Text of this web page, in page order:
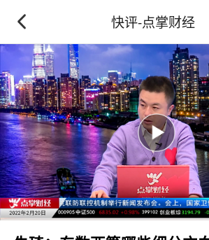
快评-点掌财经